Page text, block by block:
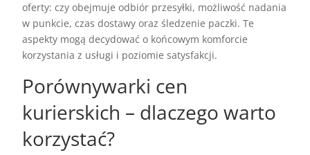
oferty: czy obejmuje odbiór przesyłki, możliwość nadania
w punkcie, czas dostawy oraz śledzenie paczki. Te
aspekty mogą decydować o końcowym komforcie
korzystania z usługi i poziomie satysfakcji.
Porównywarki cen
kurierskich – dlaczego warto
korzystać?